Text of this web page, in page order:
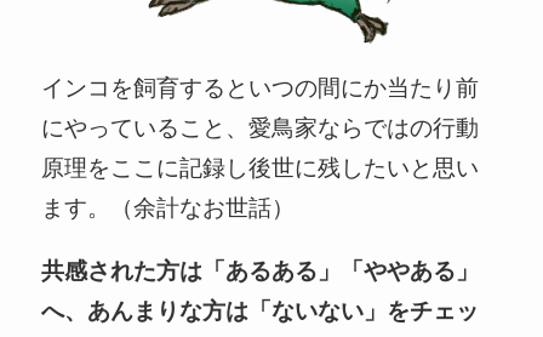
インコを飼育するといつの間にか当たり前
にやっていること、愛鳥家ならではの行動
原理をここに記録し後世に残したいと思い
ます。（余計なお世話）
共感された方は「あるある」「ややある」
へ、あんまりな方は「ないない」をチェッ